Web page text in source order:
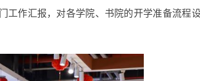
工作汇报，对各学院、书院的开学准备流程